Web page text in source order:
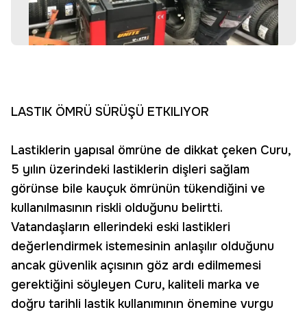
LASTIK ÖMRÜ SÜRÜŞÜ ETKILIYOR
Las­tik­lerin ya­pı­sal öm­rü­ne de dik­kat çe­ken Curu,
5 yı­lın üze­rin­de­ki las­tik­le­rin dişleri sağlam
görünse bile kauçuk ömrünün tükendiğini ve
kullanılmasının riskli olduğunu belirtti.
Vatandaşların ellerindeki eski lastikleri
değerlendirmek istemesinin anlaşılır olduğunu
ancak güvenlik açısının göz ardı edilmemesi
gerektiğini söyleyen Curu, kaliteli marka ve
doğru tarihli lastik kullanımının önemine vurgu